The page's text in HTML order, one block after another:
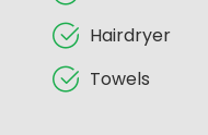
Hairdryer
Towels